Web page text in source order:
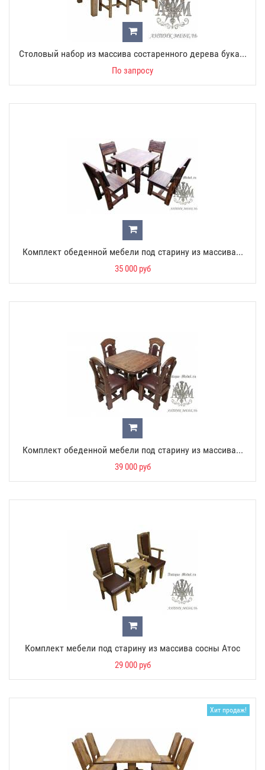
Столовый набор из массива состаренного дерева бука...
По запросу
Комплект обеденной мебели под старину из массива...
35 000 руб
Комплект обеденной мебели под старину из массива...
39 000 руб
Комплект мебели под старину из массива сосны Атос
29 000 руб
Хит продаж!